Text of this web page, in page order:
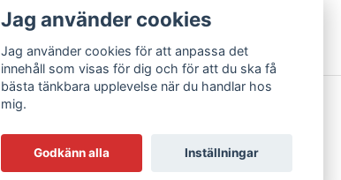
Jag använder cookies
Jag använder cookies för att anpassa det
innehåll som visas för dig och för att du ska få
bästa tänkbara upplevelse när du handlar hos
mig.
Godkänn alla Inställningar